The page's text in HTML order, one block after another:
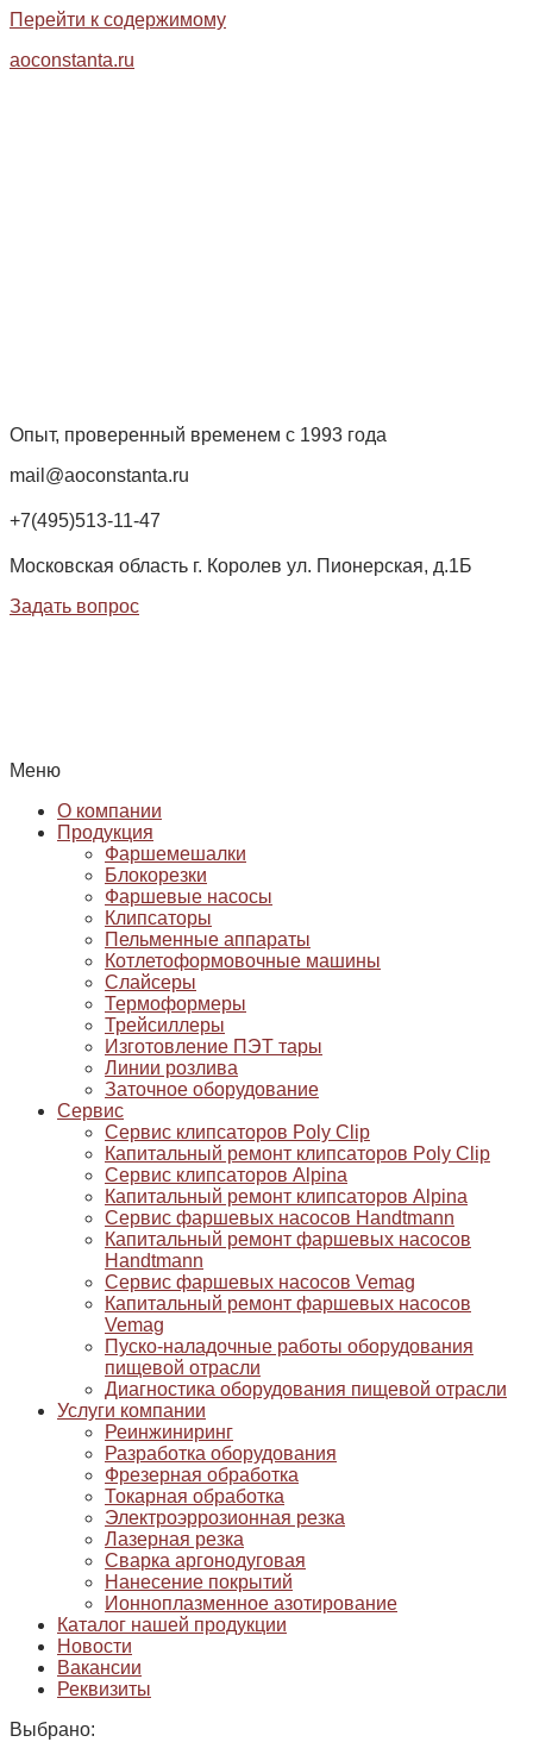
Перейти к содержимому
aoconstanta.ru
Опыт, проверенный временем с 1993 года
mail@aoconstanta.ru
+7(495)513-11-47
Московская область г. Королев ул. Пионерская, д.1Б
Задать вопрос
Меню
О компании
Продукция
Фаршемешалки
Блокорезки
Фаршевые насосы
Клипсаторы
Пельменные аппараты
Котлетоформовочные машины
Слайсеры
Термоформеры
Трейсиллеры
Изготовление ПЭТ тары
Линии розлива
Заточное оборудование
Сервис
Сервис клипсаторов Poly Clip
Капитальный ремонт клипсаторов Poly Clip
Сервис клипсаторов Alpina
Капитальный ремонт клипсаторов Alpina
Сервис фаршевых насосов Handtmann
Капитальный ремонт фаршевых насосов
Handtmann
Сервис фаршевых насосов Vemag
Капитальный ремонт фаршевых насосов
Vemag
Пуско-наладочные работы оборудования
пищевой отрасли
Диагностика оборудования пищевой отрасли
Услуги компании
Реинжиниринг
Разработка оборудования
Фрезерная обработка
Токарная обработка
Электроэррозионная резка
Лазерная резка
Сварка аргонодуговая
Нанесение покрытий
Ионноплазменное азотирование
Каталог нашей продукции
Новости
Вакансии
Реквизиты
Выбрано: